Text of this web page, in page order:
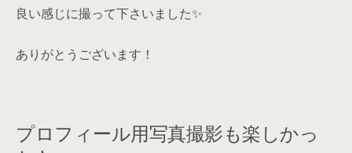
良い感じに撮って下さいました✨
ありがとうございます！
プロフィール用写真撮影も楽しかっ